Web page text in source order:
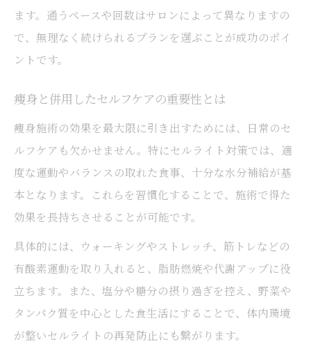
ます。通うペースや回数はサロンによって異なりますの
で、無理なく続けられるプランを選ぶことが成功のポイ
ントです。
痩身と併用したセルフケアの重要性とは
痩身施術の効果を最大限に引き出すためには、日常のセ
ルフケアも欠かせません。特にセルライト対策では、適
度な運動やバランスの取れた食事、十分な水分補給が基
本となります。これらを習慣化することで、施術で得た
効果を長持ちさせることが可能です。
具体的には、ウォーキングやストレッチ、筋トレなどの
有酸素運動を取り入れると、脂肪燃焼や代謝アップに役
立ちます。また、塩分や糖分の摂り過ぎを控え、野菜や
タンパク質を中心とした食生活にすることで、体内環境
が整いセルライトの再発防止にも繋がります。